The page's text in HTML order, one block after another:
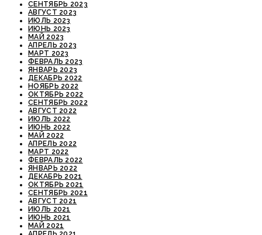
СЕНТЯБРЬ 2023
АВГУСТ 2023
ИЮЛЬ 2023
ИЮНЬ 2023
МАЙ 2023
АПРЕЛЬ 2023
МАРТ 2023
ФЕВРАЛЬ 2023
ЯНВАРЬ 2023
ДЕКАБРЬ 2022
НОЯБРЬ 2022
ОКТЯБРЬ 2022
СЕНТЯБРЬ 2022
АВГУСТ 2022
ИЮЛЬ 2022
ИЮНЬ 2022
МАЙ 2022
АПРЕЛЬ 2022
МАРТ 2022
ФЕВРАЛЬ 2022
ЯНВАРЬ 2022
ДЕКАБРЬ 2021
ОКТЯБРЬ 2021
СЕНТЯБРЬ 2021
АВГУСТ 2021
ИЮЛЬ 2021
ИЮНЬ 2021
МАЙ 2021